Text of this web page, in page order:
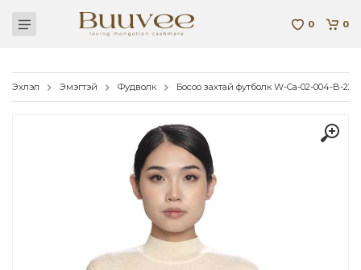
0 0
Эхлэл Эмэгтэй Фудволк Босоо захтай футболк W-Ca-02-004-B-22